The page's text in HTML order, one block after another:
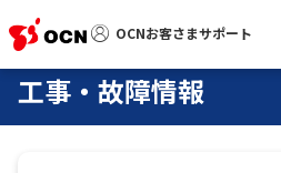
OCNお客さまサポート
OCNお客さまサポート
工事・故障情報